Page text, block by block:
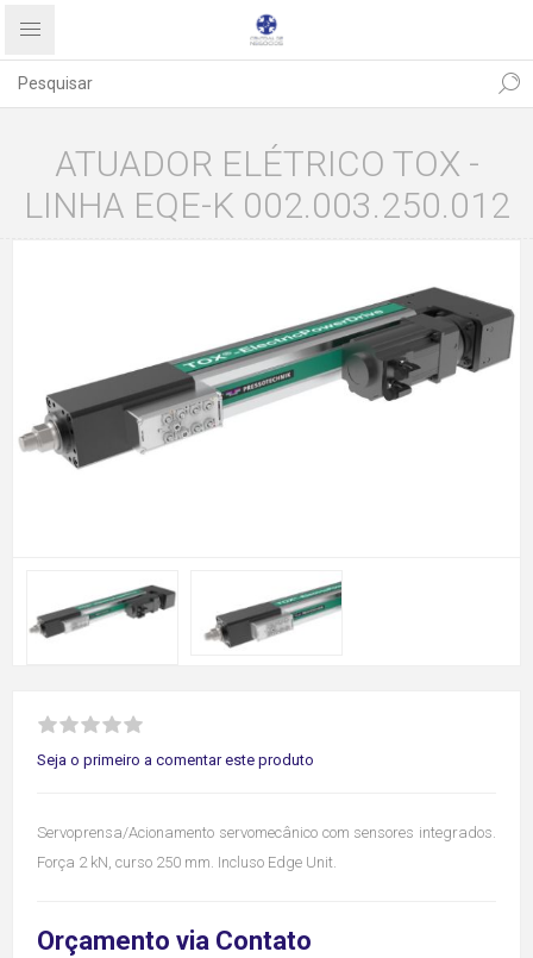
ATUADOR ELÉTRICO TOX -
LINHA EQE-K 002.003.250.012
Seja o primeiro a comentar este produto
Servoprensa/Acionamento servomecânico com sensores integrados.
Força 2 kN, curso 250 mm. Incluso Edge Unit.
Orçamento via Contato